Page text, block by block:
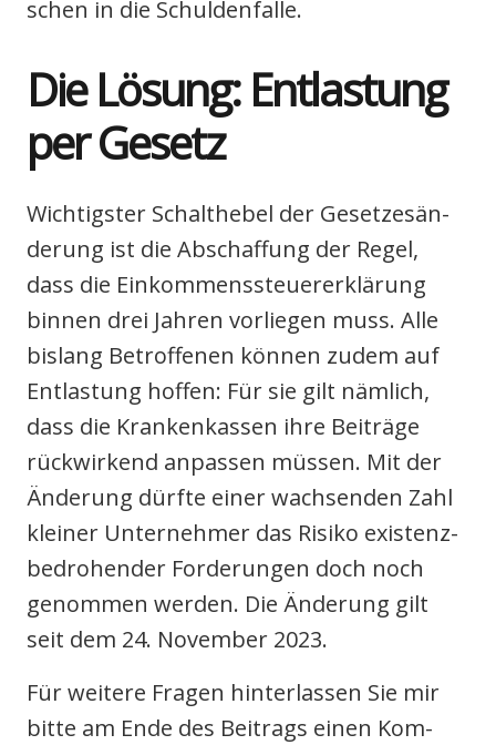
schen in die Schul­den­fal­le.
Die Lösung: Ent­las­tung
per Gesetz
Wich­tigs­ter Schalt­he­bel der Geset­zes­än­
de­rung ist die Abschaf­fung der Regel,
dass die Ein­kom­mens­steu­er­erklä­rung
bin­nen drei Jah­ren vor­lie­gen muss. Alle
bis­lang Betrof­fe­nen kön­nen zudem auf
Ent­las­tung hof­fen: Für sie gilt näm­lich,
dass die Kran­ken­kas­sen ihre Bei­trä­ge
rück­wir­kend anpas­sen müs­sen. Mit der
Ände­rung dürf­te einer wach­sen­den Zahl
klei­ner Unter­neh­mer das Risi­ko exis­tenz­
be­dro­hen­der For­de­run­gen doch noch
genom­men wer­den. Die Ände­rung gilt
seit dem 24. Novem­ber 2023.
Für wei­te­re Fra­gen hin­ter­las­sen Sie mir
bit­te am Ende des Bei­trags einen Kom­